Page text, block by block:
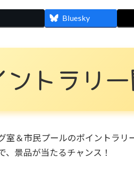
Bluesky
ン ト ラ リー
室＆市民プールのポイントラリ
景品が当たるチャンス！